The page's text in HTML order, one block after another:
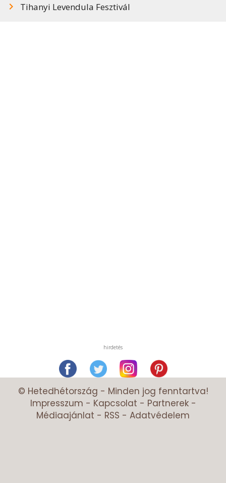
Tihanyi Levendula Fesztivál
hirdetés
© Hetedhétország - Minden jog fenntartva!
Impresszum - Kapcsolat - Partnerek-
Médiaajánlat - RSS - Adatvédelem